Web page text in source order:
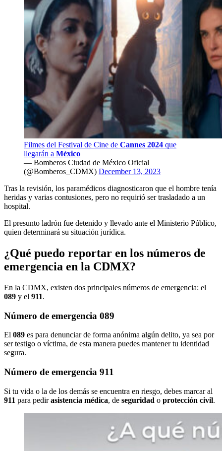
Filmes del Festival de Cine de Cannes 2024 que
llegarán a México
— Bomberos Ciudad de México Oficial
(@Bomberos_CDMX) December 13, 2023
Tras la revisión, los paramédicos diagnosticaron que el hombre tenía
heridas y varias contusiones, pero no requirió ser trasladado a un
hospital.
El presunto ladrón fue detenido y llevado ante el Ministerio Público,
quien determinará su situación jurídica.
¿Qué puedo reportar en los números de
emergencia en la CDMX?
En la CDMX, existen dos principales números de emergencia: el
089 y el 911.
Número de emergencia 089
El 089 es para denunciar de forma anónima algún delito, ya sea por
ser testigo o víctima, de esta manera puedes mantener tu identidad
segura.
Número de emergencia 911
Si tu vida o la de los demás se encuentra en riesgo, debes marcar al
911 para pedirasistencia médica, de seguridad o protección civil.